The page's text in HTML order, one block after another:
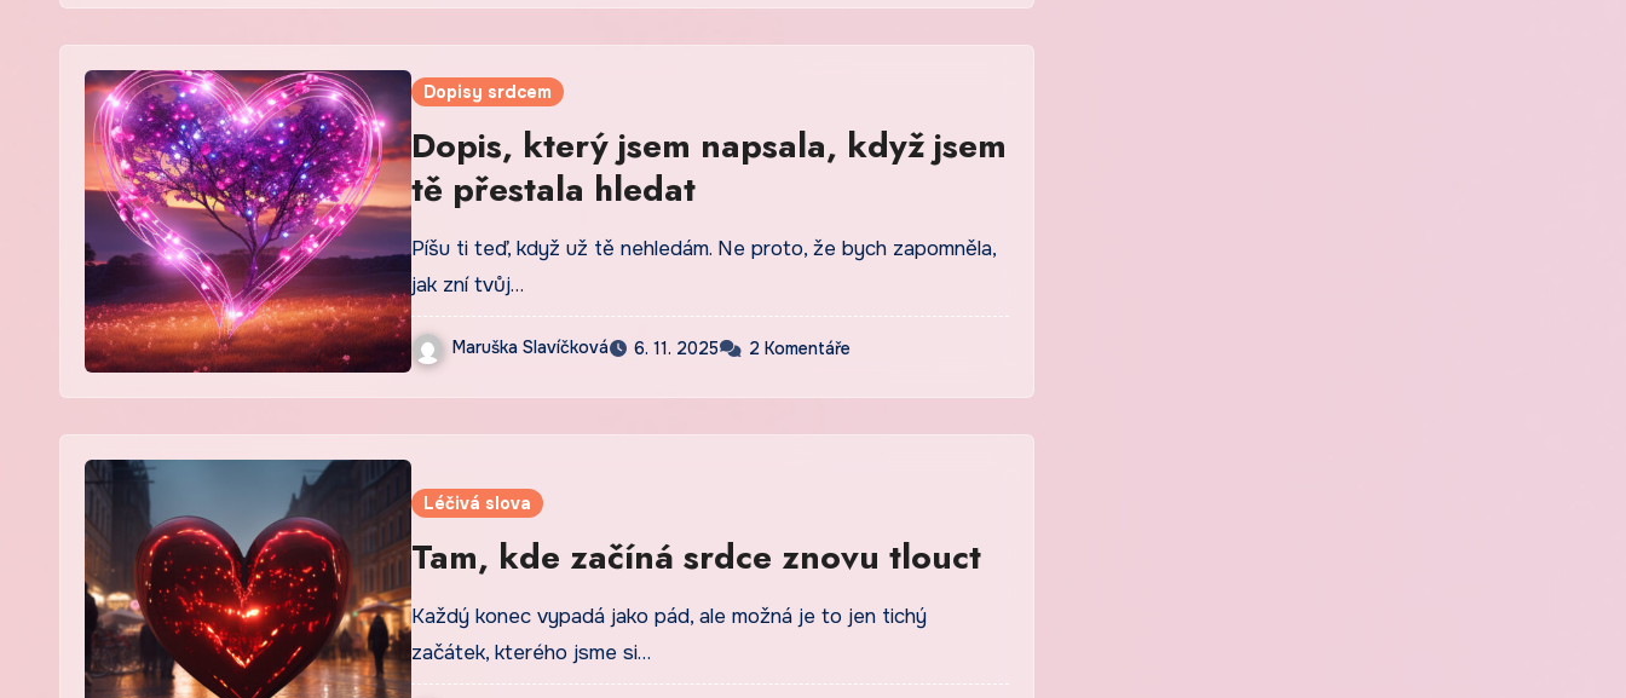
Dopisy srdcem
Dopis, který jsem napsala, když jsem
tě přestala hledat
Píšu ti teď, když už tě nehledám. Ne proto, že bych zapomněla,
jak zní tvůj…
Maruška Slavíčková 6. 11. 2025 2 Komentáře
Léčivá slova
Tam, kde začíná srdce znovu tlouct
Každý konec vypadá jako pád, ale možná je to jen tichý
začátek, kterého jsme si…